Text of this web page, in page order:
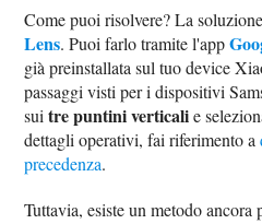
Come puoi risolvere? La
Lens. Puoi farlo tramite l'app
già preinstallata sul tuo device
passaggi visti per i dispositivi
suitre puntini verticalie
dettagli operativi, fai riferimento a
precedenza.
Tuttavia, esiste un metodo